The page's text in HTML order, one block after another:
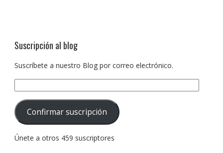
Suscripción al blog
Suscríbete a nuestro Blog por correo electrónico.
de
correo
electrónico:
Confirmar suscripción
Únete a otros 459 suscriptores